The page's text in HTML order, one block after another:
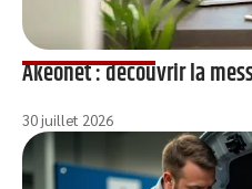
Akeonet : découvrir la
30 juillet 2026